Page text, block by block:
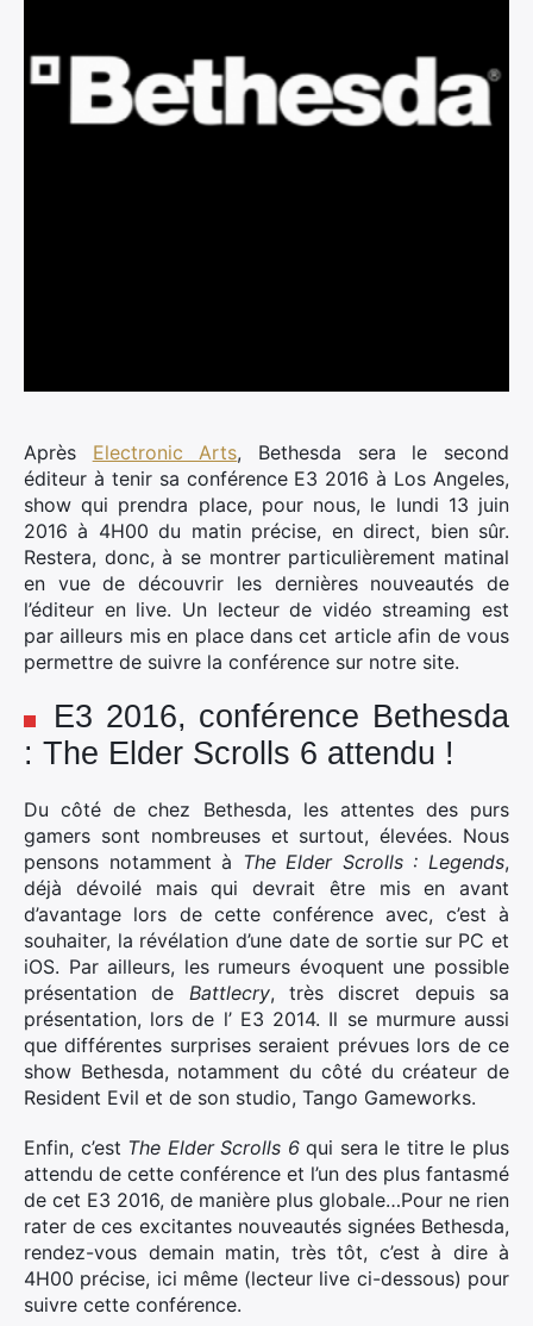
Après Electronic Arts, Bethesda sera le second
éditeur à tenir sa conférence E3 2016 à Los Angeles,
show qui prendra place, pour nous, le lundi 13 juin
2016 à 4H00 du matin précise, en direct, bien sûr.
Restera, donc, à se montrer particulièrement matinal
en vue de découvrir les dernières nouveautés de
l’éditeur en live. Un lecteur de vidéo streaming est
par ailleurs mis en place dans cet article afin de vous
permettre de suivre la conférence sur notre site.
E3 2016, conférence Bethesda
: The Elder Scrolls 6 attendu !
Du côté de chez Bethesda, les attentes des purs
gamers sont nombreuses et surtout, élevées. Nous
pensons notamment à The Elder Scrolls : Legends,
déjà dévoilé mais qui devrait être mis en avant
d’avantage lors de cette conférence avec, c’est à
souhaiter, la révélation d’une date de sortie sur PC et
iOS. Par ailleurs, les rumeurs évoquent une possible
présentation de Battlecry, très discret depuis sa
présentation, lors de l’ E3 2014. Il se murmure aussi
que différentes surprises seraient prévues lors de ce
show Bethesda, notamment du côté du créateur de
Resident Evil et de son studio, Tango Gameworks.
Enfin, c’est The Elder Scrolls 6qui sera le titre le plus
attendu de cette conférence et l’un des plus fantasmé
de cet E3 2016, de manière plus globale…Pour ne rien
rater de ces excitantes nouveautés signées Bethesda,
rendez-vous demain matin, très tôt, c’est à dire à
4H00 précise, ici même (lecteur live ci-dessous) pour
suivre cette conférence.